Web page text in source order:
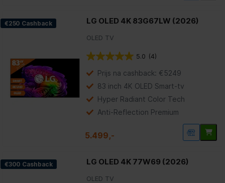
€250 Cashback LG OLED 4K 83G67LW (2026)
OLED TV
5.0 (4)
5.0
de
5
sterren.
4
beoordelingen
Prijs na cashback: €5249
83 inch 4K OLED Smart-tv
Hyper Radiant Color Tech
Anti-Reflection Premium
5.499,-
€300 Cashback LG OLED 4K 77W69 (2026)
OLED TV